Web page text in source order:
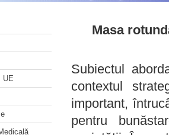
UE
Masa
Subiectul
contextul
important,
pentru